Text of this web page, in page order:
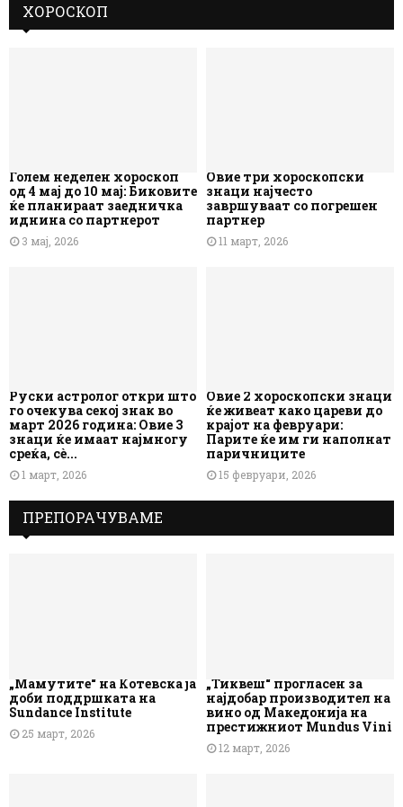
ХОРОСКОП
Голем неделен хороскоп
од 4 мај до 10 мај: Биковите
ќе планираат заедничка
иднина со партнерот
3 мај, 2026
Овие три хороскопски
знаци најчесто
завршуваат со погрешен
партнер
11 март, 2026
Руски астролог откри што
го очекува секој знак во
март 2026 година: Овие 3
знаци ќе имаат најмногу
среќа, сè...
1 март, 2026
Овие 2 хороскопски знаци
ќе живеат како цареви до
крајот на февруари:
Парите ќе им ги наполнат
паричниците
15 февруари, 2026
ПРЕПОРАЧУВАМЕ
„Мамутите“ на Котевска ја
доби поддршката на
Sundance Institute
25 март, 2026
„Тиквеш“ прогласен за
најдобар производител на
вино од Македонија на
престижниот Mundus Vini
12 март, 2026